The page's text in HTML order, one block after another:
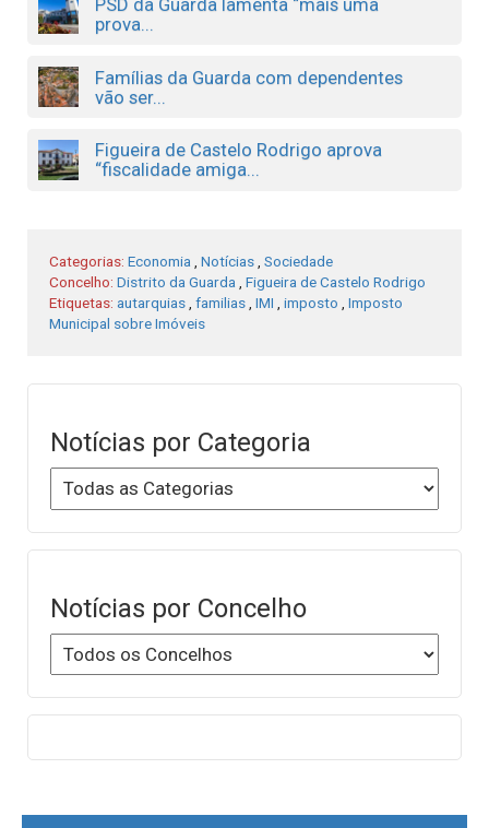
prova...
Famílias da Guarda com dependentes
vão ser...
Figueira de Castelo Rodrigo aprova
“fiscalidade amiga...
Categorias: Economia Notícias Sociedade
Concelho: Distrito da Guarda
Figueira de Castelo Rodrigo
Etiquetas: autarquias familias IMI imposto
Imposto
Municipal sobre Imóveis
Notícias por Categoria
Notícias por Concelho
Post